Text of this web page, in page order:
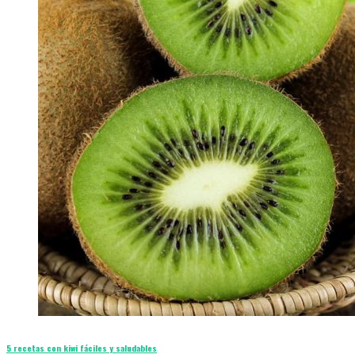
5 recetas con kiwi fáciles y saludables